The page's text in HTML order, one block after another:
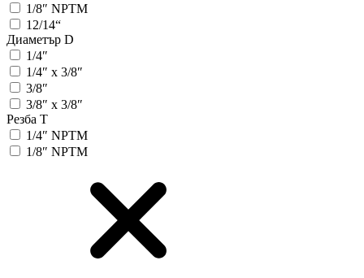
1/8″ NPTM
12/14“
Диаметър D
1/4″
1/4″ x 3/8″
3/8″
3/8″ x 3/8″
Резба T
1/4″ NPTM
1/8″ NPTM